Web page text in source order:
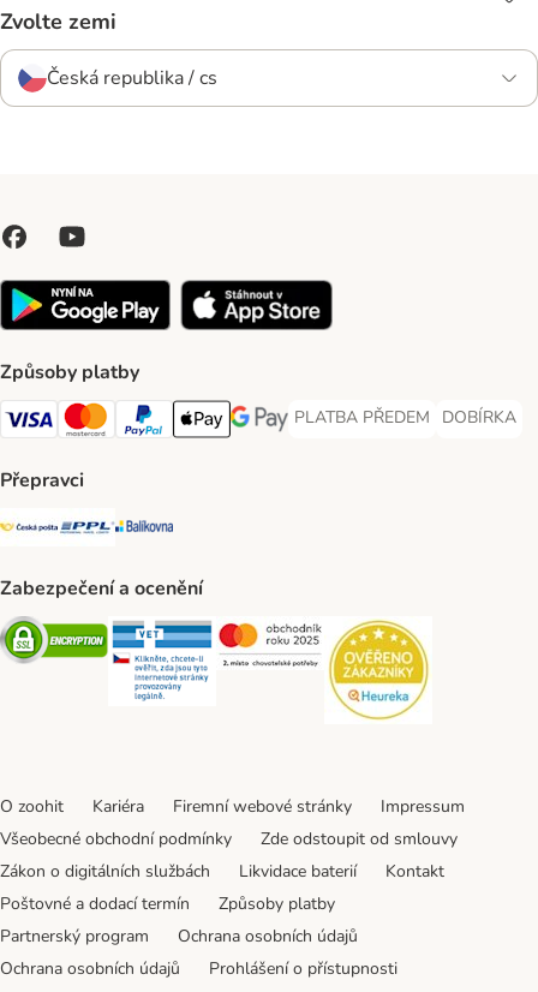
Zvolte zemi
Česká republika / cs
Způsoby platby
Visa Payment Method
Mastercard Payment Method
PayPal Payment Method
Apple pay Payment Method
GooglePay Payment Method
PLATBA PŘEDEM
PLATBA PŘEDEM Payment
DOBÍRKA
DOBÍRKA
Přepravci
Česká pošta Shipping Method
PPL Shipping Method
Balíkovna Shipping Method
Zabezpečení a ocenění
Security Security Security
O zoohit Kariéra Firemní webové stránky
Impressum
Všeobecné obchodní podmínky
Zde odstoupit od smlouvy
Zákon o digitálních službách
Likvidace baterií
Kontakt
Poštovné a dodací termín
Způsoby platby
Partnerský program
Ochrana osobních údajů
Ochrana osobních údajů
Prohlášení o přístupnosti